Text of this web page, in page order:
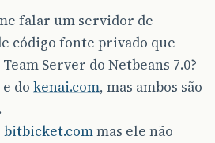
falar um servidor de
código fonte privado que
Server do Netbeans 7.0?
e do kenai.com, mas ambos são
bitbicket.commas ele não